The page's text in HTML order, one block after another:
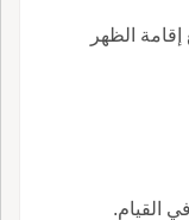
الظهر
القيام‏.